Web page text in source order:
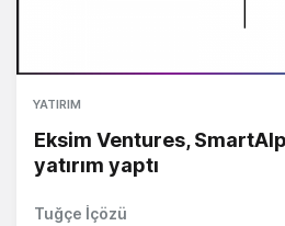
YATIRIM
Eksim Ventures,
yatırım yaptı
Tuğçe İçözü